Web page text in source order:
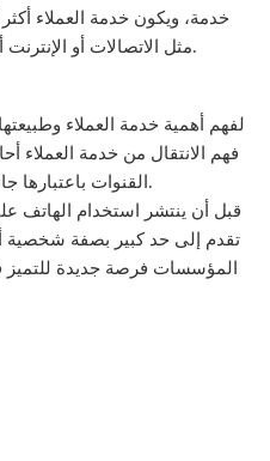
خدمة، ويكون خدمة العملاء
مثل الاتصالات أو الإنترنت أكثر من الشركات التي تقدم السلع.
لفهم أهمية خدمة العملاء
فهم الانتقال من خدمة العملاء
القنوات باعتبارها جانبًا رئيسيًا من جوانب نجاح الأعمال.
قبل أن ينتشر استخدام الهاتف
تقدم إلى حد كبير بصفة شخصية
المؤسسات فرصة جديدة للتميز